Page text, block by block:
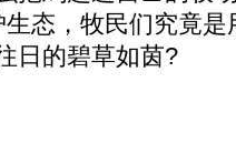
态，牧民们究竟
日的碧草如茵?